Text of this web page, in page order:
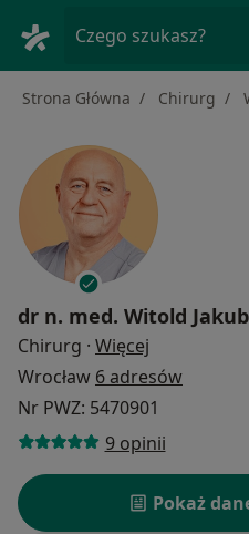
Czego szukasz?
Strona Główna Chirurg
dr n. med. Witold
Chirurg · Więcej
Wrocław 6 adresów
Nr PWZ: 5470901
9 opinii
Pokaż